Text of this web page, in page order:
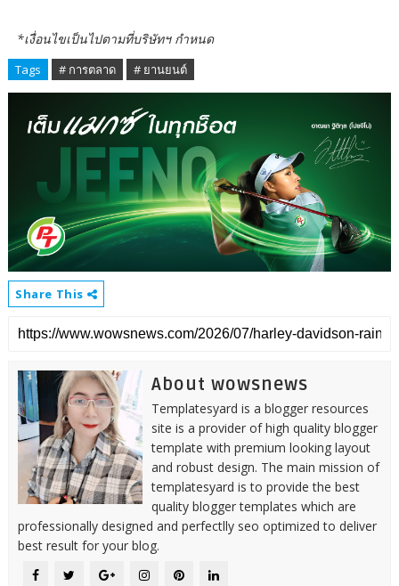
*เงื่อนไขเป็นไปตามที่บริษัทฯ กำหนด
Tags # การตลาด # ยานยนต์
Share This
About wowsnews
Templatesyard is a blogger resources
site is a provider of high quality blogger
template with premium looking layout
and robust design. The main mission of
templatesyard is to provide the best
quality blogger templates which are
professionally designed and perfectlly seo optimized to deliver
best result for your blog.